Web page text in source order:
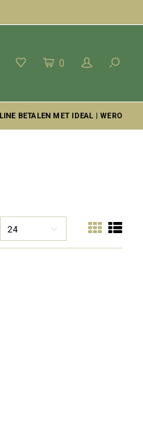
0
BETALEN MET IDEAL | WERO
24